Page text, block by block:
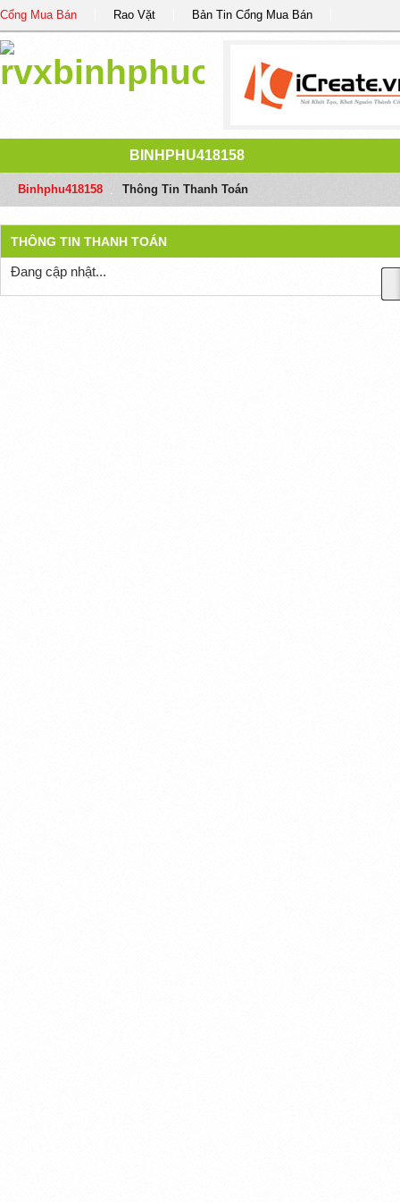
Cổng Mua Bán Rao Vặt Bản Tin Cổng Mua Bán
BINHPHU418158
Binhphu418158 Thông Tin Thanh Toán
THÔNG TIN THANH TOÁN
Đang cập nhật...